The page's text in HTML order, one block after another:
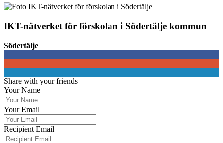
IKT-nätverket för förskolan i Södertälje kommun
Södertälje
Share with your friends
Your Name
Your Email
Recipient Email